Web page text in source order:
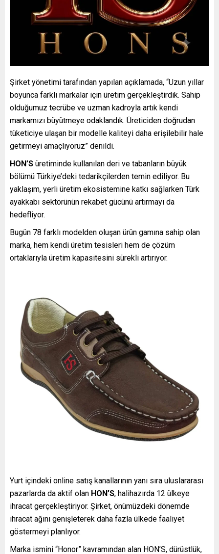
Şirket yönetimi tarafından yapılan açıklamada, “Uzun yıllar
boyunca farklı markalar için üretim gerçekleştirdik. Sahip
olduğumuz tecrübe ve uzman kadroyla artık kendi
markamızı büyütmeye odaklandık. Üreticiden doğrudan
tüketiciye ulaşan bir modelle kaliteyi daha erişilebilir hale
getirmeyi amaçlıyoruz” denildi.
HON’S üretiminde kullanılan deri ve tabanların büyük
bölümü Türkiye’deki tedarikçilerden temin ediliyor. Bu
yaklaşım, yerli üretim ekosistemine katkı sağlarken Türk
ayakkabı sektörünün rekabet gücünü artırmayı da
hedefliyor.
Bugün 78 farklı modelden oluşan ürün gamına sahip olan
marka, hem kendi üretim tesisleri hem de çözüm
ortaklarıyla üretim kapasitesini sürekli artırıyor.
Yurt içindeki online satış kanallarının yanı sıra uluslararası
pazarlarda da aktif olan HON’S, halihazırda 12 ülkeye
ihracat gerçekleştiriyor. Şirket, önümüzdeki dönemde
ihracat ağını genişleterek daha fazla ülkede faaliyet
göstermeyi planlıyor.
Marka ismini “Honor” kavramından alan HON’S, dürüstlük,